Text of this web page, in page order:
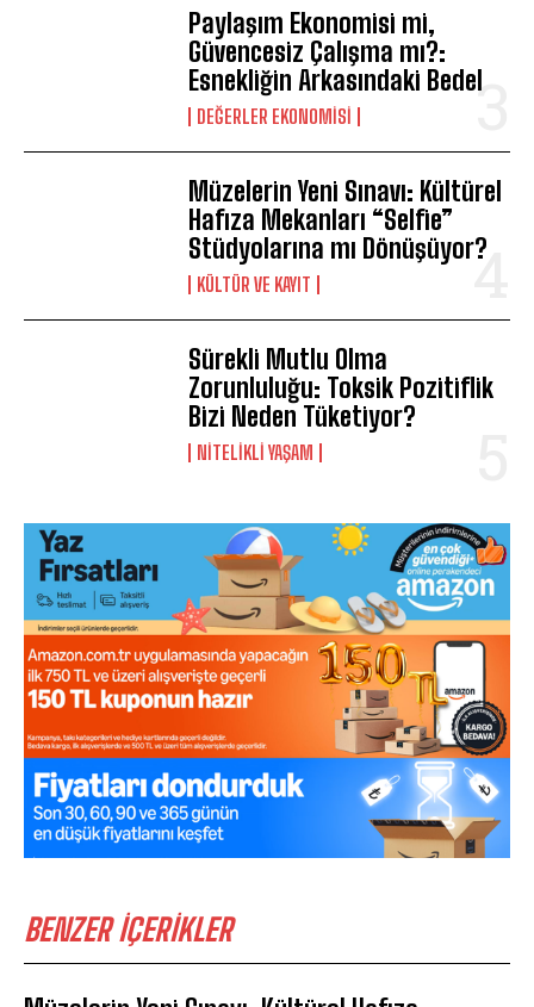
Paylaşım Ekonomisi mi,
Güvencesiz Çalışma mı?:
Esnekliğin Arkasındaki Bedel
DEĞERLER EKONOMISI
Müzelerin Yeni Sınavı: Kültürel
Hafıza Mekanları “Selfie”
Stüdyolarına mı Dönüşüyor?
KÜLTÜR VE KAYIT
Sürekli Mutlu Olma
Zorunluluğu: Toksik Pozitiflik
Bizi Neden Tüketiyor?
NITELIKLI YAŞAM
BENZER İÇERİKLER